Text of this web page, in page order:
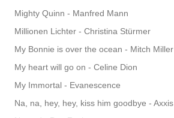
Mighty Quinn - Manfred Mann
Millionen Lichter - Christina Stürmer
My Bonnie is over the ocean - Mitch Miller
My heart will go on - Celine Dion
My Immortal - Evanescence
Na, na, hey, hey, kiss him goodbye - Axxis